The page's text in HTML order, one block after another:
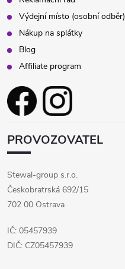
Výdejní místo (osobní odběr)
Nákup na splátky
Blog
Affiliate program
PROVOZOVATEL
Stewal-group s.r.o.
Českobratrská 692/15
702 00 Ostrava
IČ: 05457939
DIČ: CZ05457939